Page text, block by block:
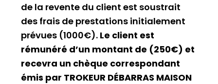
de la revente du client est soustrait
des frais de prestations initialement
prévues (1000€). Le client est
rémunéré d’un montant de (250€) et
recevra un chèque correspondant
émis par TROKEUR DÉBARRAS MAISON